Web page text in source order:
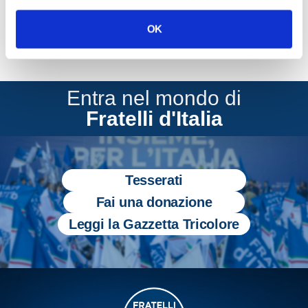
OK
Entra nel mondo di
Fratelli d'Italia
Tesserati
Fai una donazione
Leggi la Gazzetta Tricolore